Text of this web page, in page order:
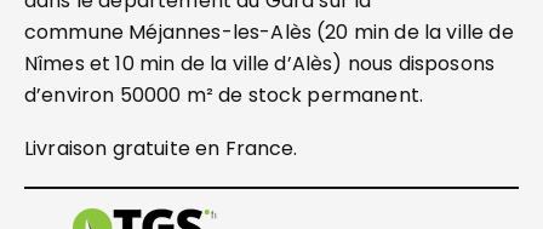
commune Méjannes-les-Alès (20 min de la ville de
Nîmes et 10 min de la ville d’Alès) nous disposons
d’environ 50000 m² de stock permanent.
Livraison gratuite en France.